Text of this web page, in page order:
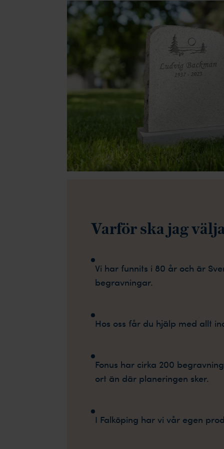
Varför ska jag
Vi har funnits i 80 år och är
begravningar.
Hos oss får du hjälp med allt
Fonus har cirka 200
ort än där planeringen sker.
I Falköping har vi vår egen